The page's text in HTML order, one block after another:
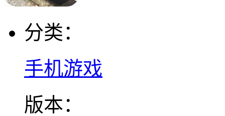
分类：
手机游戏
版本：